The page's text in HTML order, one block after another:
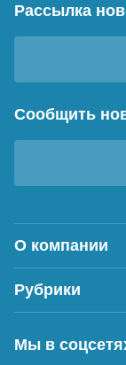
Рассылка
Сообщить
О компании
Рубрики
Мы в